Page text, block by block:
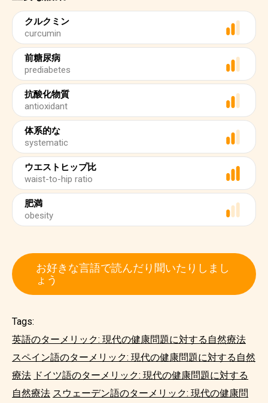
クルクミン
curcumin
前糖尿病
prediabetes
抗酸化物質
antioxidant
体系的な
systematic
ウエストヒップ比
waist-to-hip ratio
肥満
obesity
お好きな言語で読んだり聞いたりしまし
ょう
Tags:
英語のターメリック: 現代の健康問題に対する自然療法
スペイン語のターメリック: 現代の健康問題に対する自然
療法 ドイツ語のターメリック: 現代の健康問題に対する
自然療法 スウェーデン語のターメリック: 現代の健康問